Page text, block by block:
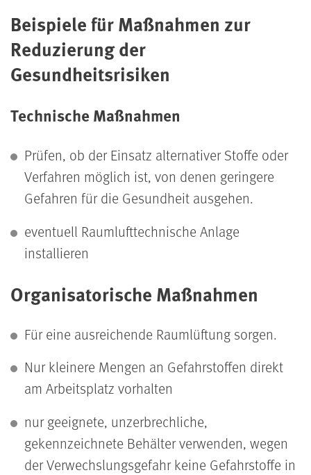
Beispiele für Maßnahmen zur
Reduzierung der
Gesundheitsrisiken
Technische Maßnahmen
Prüfen, ob der Einsatz alternativer Stoffe oder
Verfahren möglich ist, von denen geringere
Gefahren für die Gesundheit ausgehen.
eventuell Raumlufttechnische Anlage
installieren
Organisatorische Maßnahmen
Für eine ausreichende Raumlüftung sorgen.
Nur kleinere Mengen an Gefahrstoffen direkt
am Arbeitsplatz vorhalten
nur geeignete, unzerbrechliche,
gekennzeichnete Behälter verwenden, wegen
der Verwechslungsgefahr keine Gefahrstoffe in